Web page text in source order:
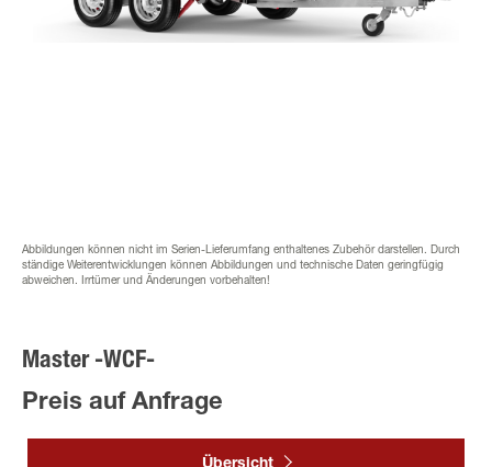
Abbildungen können nicht im Serien-Lieferumfang enthaltenes Zubehör darstellen. Durch
ständige Weiterentwicklungen können Abbildungen und technische Daten geringfügig
abweichen. Irrtümer und Änderungen vorbehalten!
Master -WCF-
Preis auf Anfrage